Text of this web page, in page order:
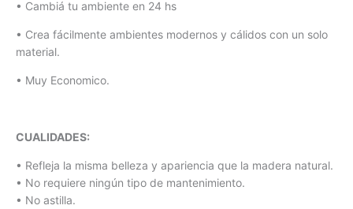
• Cambiá tu ambiente en 24 hs
• Crea fácilmente ambientes modernos y cálidos con un solo
material.
• Muy Economico.
CUALIDADES:
• Refleja la misma belleza y apariencia que la madera natural.
• No requiere ningún tipo de mantenimiento.
• No astilla.